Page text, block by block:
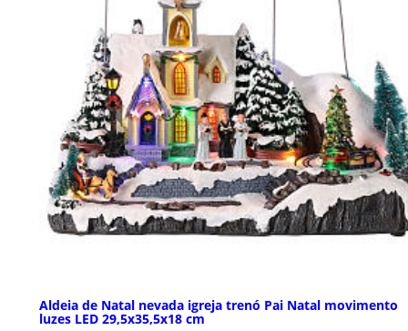
Aldeia de Natal nevada igreja trenó Pai Natal movimento
luzes LED 29,5x35,5x18 cm